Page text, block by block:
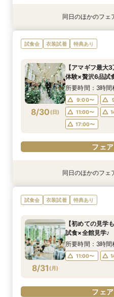
衣装試着 特典あり
8/29(土)
【少人数W限定
チャペル×豪華試
9:30〜
14:00〜
フェ
衣装試着 特典あり
8/29(土)
【”ムダ”を徹底
ら始めるNEWス
9:00〜
11:00〜
17:00〜
フェア
衣装試着 特典あり
8/29(土)
《マタニティ＆
心相談会◎
9:00〜
11:00〜
17:00〜
フェア
衣装試着 特典あり
8/29(土)
大切なペットも
式×豪華特典
9:00〜
11:00〜
17:00〜
フェア
衣装試着 特典あり
8/29(土)
＼何も決まって
ごと見学&無料試
9:00〜
11:00〜
17:00〜
フェア
8/29(土)
【タイパ重視
短時間でご案内
10:00〜
14:00〜
フェ
衣装試着 特典あり
8/29(土)
＼料理重視◎五
老*6品試食★
9:00〜
11:00〜
17:00〜
フェア
衣装試着 特典あり
8/29(土)
《遠方応援fair！
食付♪安心相談◎
9:00〜
11:00〜
17:00〜
フェア
同日のほかのフェ
試食会 衣装試着 特典あり
8/30 (日)
【アマギフ最大
体験×贅沢6品試
所要時間：3時間
9:00〜
11:00〜
17:00〜
フェ
衣装試着 特典あり
8/30(日)
【少人数W限定
チャペル×豪華試
9:30〜
14:00〜
衣装試着 特典あり
8/30(日)
《マタニティ＆
心相談会◎
9:00〜
11:00〜
17:00〜
衣装試着 特典あり
8/30(日)
大切なペットも
式×豪華特典
9:00〜
11:00〜
17:00〜
8/30(日)
【タイパ重視
短時間でご案内
10:00〜
14:00〜
衣装試着 特典あり
8/30(日)
＼料理重視◎五
老*6品試食★
9:00〜
11:00〜
17:00〜
衣装試着 特典あり
8/30(日)
《遠方応援fair！
食付♪安心相談◎
9:00〜
11:00〜
17:00〜
衣装試着 特典あり
8/30(日)
【必要な「質」
新プラン”体感フ
9:00〜
11:00〜
17:00〜
衣装試着 特典あり
8/30(日)
＼初見学でも安
たり相談&無料試
9:00〜
11:00〜
17:00〜
同日のほかのフェ
試食会 衣装試着 特典あり
8/31 (月)
【初めての見学
試食×全館見学♪
所要時間：3時間
11:00〜
フェ